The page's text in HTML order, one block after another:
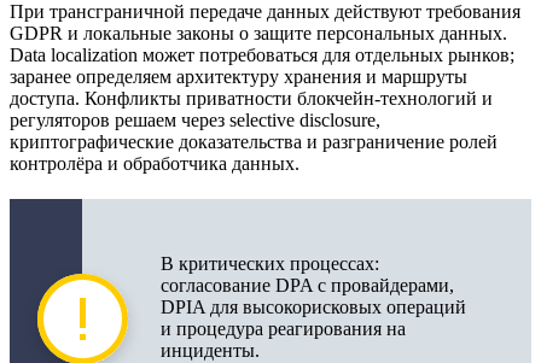
При трансграничной передаче данных действуют требования
GDPR и локальные законы о защите персональных данных.
Data localization может потребоваться для отдельных рынков;
заранее определяем архитектуру хранения и маршруты
доступа. Конфликты приватности блокчейн-технологий и
регуляторов решаем через selective disclosure,
криптографические доказательства и разграничение ролей
контролёра и обработчика данных.
В критических процессах:
согласование DPA с провайдерами,
DPIA для высокорисковых операций
и процедура реагирования на
инциденты.